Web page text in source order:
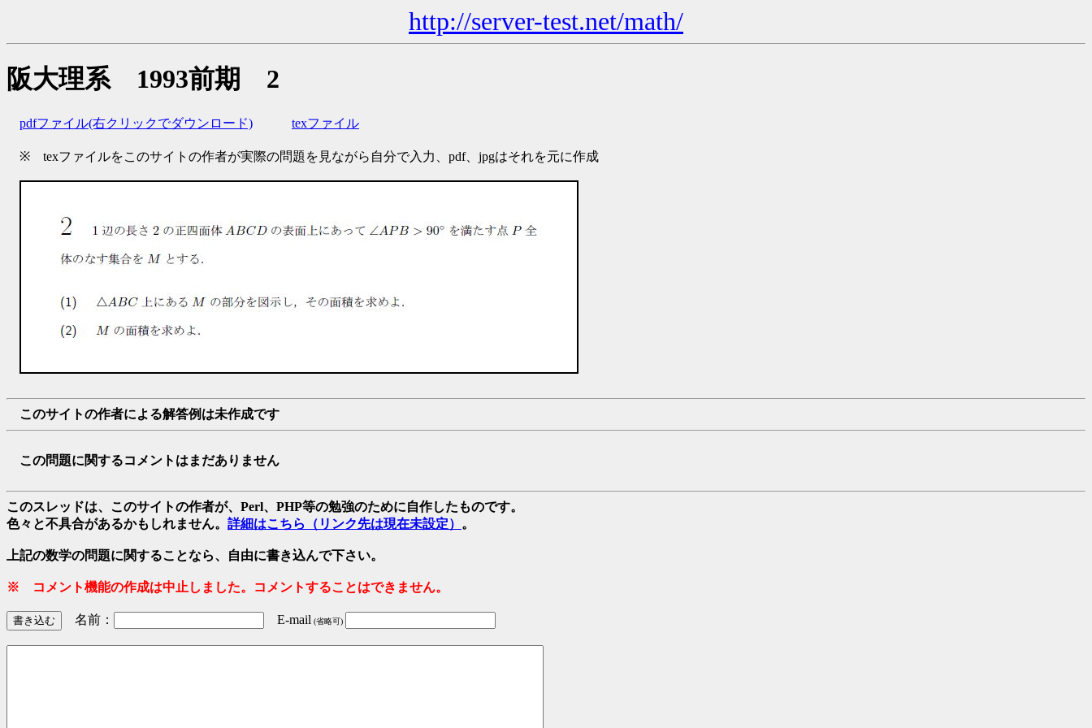
http://server-test.net/math/
阪大理系 1993前期 2
pdfファイル(右クリックでダウンロード) texファイル
※ texファイルをこのサイトの作者が実際の問題を見ながら自分で入力、pdf、jpgはそれを元に作成
このサイトの作者による解答例は未作成です
この問題に関するコメントはまだありません
このスレッドは、このサイトの作者が、Perl、PHP等の勉強のために自作したものです。
色々と不具合があるかもしれません。 詳細はこちら（リンク先は現在未設定） 。
上記の数学の問題に関することなら、自由に書き込んで下さい。
※ コメント機能の作成は中止しました。コメントすることはできません。
名前： E-mail (省略可)